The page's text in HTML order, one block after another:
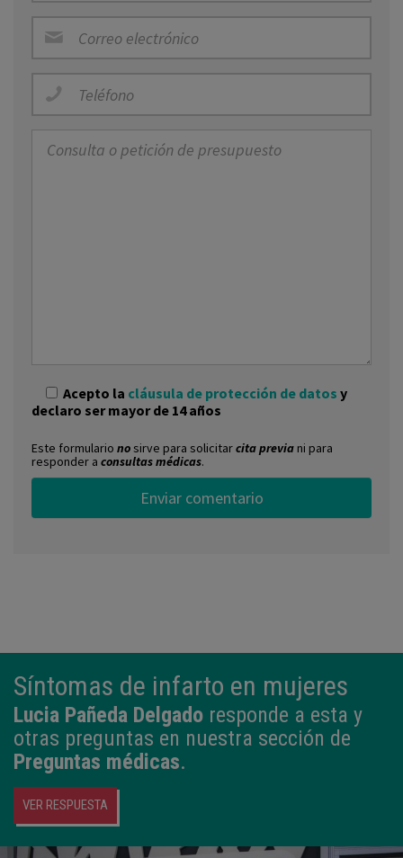
Acepto la cláusula de protección de datos y
declaro ser mayor de 14 años
Este formulario nosirve para solicitarcita previa ni para
responder a consultas médicas.
Síntomas de infarto en mujeres
Lucia Pañeda Delgado responde a esta y
otras preguntas en nuestra sección de
Preguntas médicas.
VER RESPUESTA